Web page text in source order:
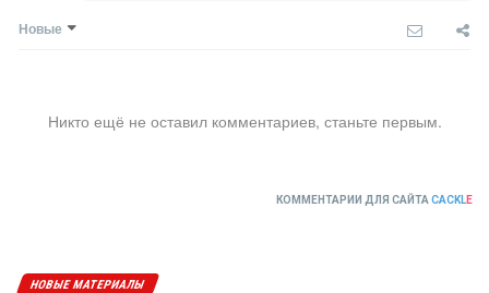
Новые
Никто ещё не оставил комментариев, станьте первым.
КОММЕНТАРИИ ДЛЯ САЙТА CACKLE
НОВЫЕ МАТЕРИАЛЫ